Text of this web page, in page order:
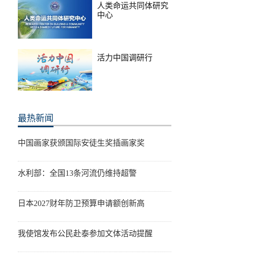
人类命运共同体研究
中心
活力中国调研行
最热新闻
中国画家获颁国际安徒生奖插画家奖
水利部：全国13条河流仍维持超警
日本2027财年防卫预算申请额创新高
我使馆发布公民赴泰参加文体活动提醒